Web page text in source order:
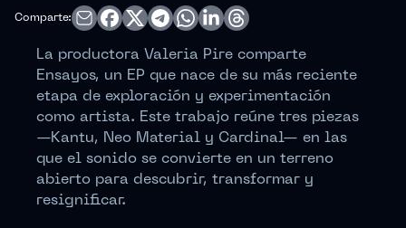
Comparte:
La productora Valeria Pire comparte
Ensayos, un EP que nace de su más reciente
etapa de exploración y experimentación
como artista. Este trabajo reúne tres piezas
—Kantu, Neo Material y Cardinal— en las
que el sonido se convierte en un terreno
abierto para descubrir, transformar y
resignificar.